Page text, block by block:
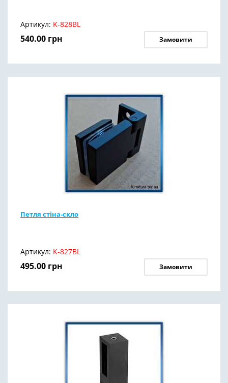
Артикул: K-828BL
540.00 грн Замовити
Петля стіна-скло
Артикул: K-827BL
495.00 грн Замовити